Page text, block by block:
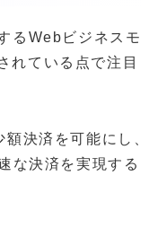
るWebビジネスモ
れている点で注目
決済を可能にし、
な決済を実現する